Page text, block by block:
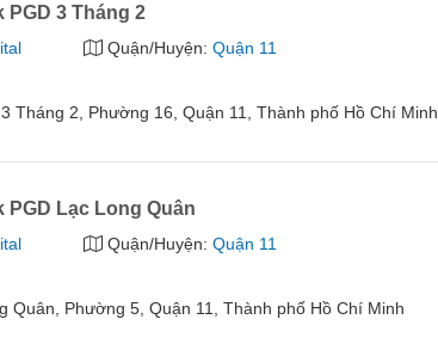
PGD 3 Tháng 2
Quận/Huyện: Quận 11
Tháng 2, Phường 16, Quận 11, Thành phố Hồ Chí Minh
PGD Lạc Long Quân
Quận/Huyện: Quận 11
Quân, Phường 5, Quận 11, Thành phố Hồ Chí Minh